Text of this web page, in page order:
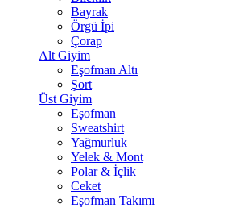
Bayrak
Örgü İpi
Çorap
Alt Giyim
Eşofman Altı
Şort
Üst Giyim
Eşofman
Sweatshirt
Yağmurluk
Yelek & Mont
Polar & İçlik
Ceket
Eşofman Takımı